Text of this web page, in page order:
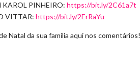
KAROL PINHEIRO: https://bit.ly/2C61a7t
VITTAR: https://bit.ly/2ErRaYu
Natal da sua família aqui nos comentários!